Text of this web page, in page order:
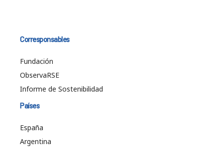
Corresponsables
Fundación
ObservaRSE
Informe de Sostenibilidad
Países
España
Argentina